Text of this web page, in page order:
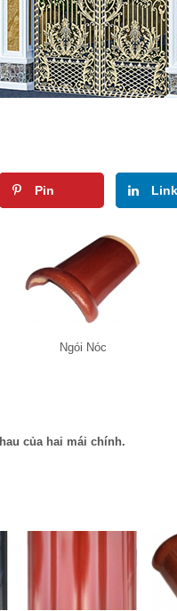
Pin
Ngói Nóc
của hai mái chính.